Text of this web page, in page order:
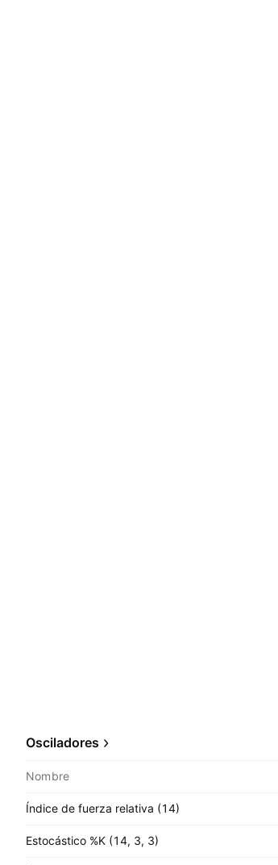
Osciladores
Nombre
Índice de fuerza relativa (14)
Estocástico %K (14, 3, 3)